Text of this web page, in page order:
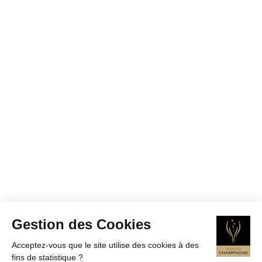
Gestion des Cookies
Acceptez-vous que le site utilise des cookies à des
fins de statistique ?